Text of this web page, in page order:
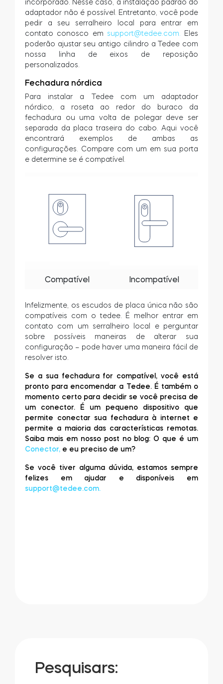
incorporado. Nesse caso, a instalação padrão do
adaptador não é possível. Entretanto, você pode
pedir a seu serralheiro local para entrar em
contato conosco em support@tedee.com
Eles
poderão ajustar seu antigo cilindro a Tedee com
nossa linha de eixos de reposição
personalizados.
Fechadura nórdica
Para instalar a Tedee com um adaptador
nórdico, a roseta ao redor do buraco da
fechadura ou uma volta de polegar deve ser
separada da placa traseira do cabo. Aqui você
encontrará exemplos de ambas as
configurações. Compare com um em sua porta
e determine se é compatível.
Compatível Incompatível
Infelizmente, os escudos de placa única não são
compatíveis com o tedee. É melhor entrar em
contato com um serralheiro local e perguntar
sobre possíveis maneiras de alterar sua
configuração – pode haver uma maneira fácil de
resolver isto.
Se a sua fechadura for compatível, você está
pronto para encomendar a Tedee. É também o
momento certo para decidir se você precisa de
um conector. É um pequeno dispositivo que
permite conectar sua fechadura à internet e
permite a maioria das características remotas.
Saiba mais em nosso post no blog: O que é um
Conector, e eu preciso de um?
Se você tiver alguma dúvida, estamos sempre
felizes em ajudar e disponíveis em
support@tedee.com.
Pesquisars: